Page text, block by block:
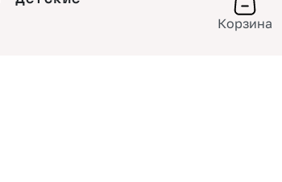
Корзина